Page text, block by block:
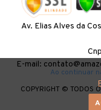
Av. Elias Alves da
E-mail:
COPYRIGHT © TODOS
Ao continuar